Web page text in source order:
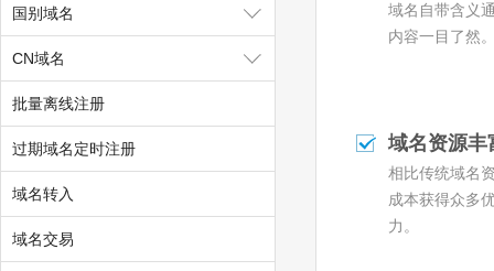
.me
.global
.pw
.autos
.boats
.cars
国别域名
CN域名
批量离线注册
过期域名定时注册
域名转入
域名交易
域名自带含义
内容一目了然
域名资源丰
相比传统域名
成本获得众多
力。